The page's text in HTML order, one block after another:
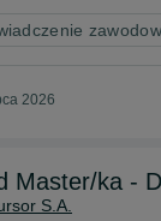
2026
Master/ka -
S.A.